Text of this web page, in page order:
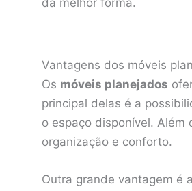
da melhor forma.
Vantagens dos móveis
Os móveis planejados
principal delas é a
o espaço disponível.
organização e conforto.
Outra grande vantagem é